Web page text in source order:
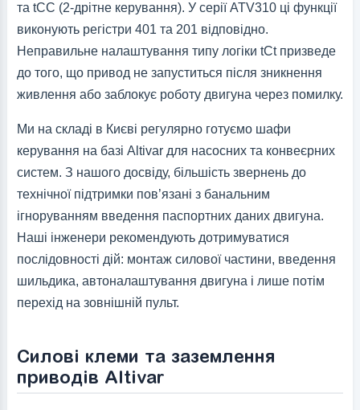
та tCC (2-дрітне керування). У серії ATV310 ці функції
виконують регістри 401 та 201 відповідно.
Неправильне налаштування типу логіки tCt призведе
до того, що привод не запуститься після зникнення
живлення або заблокує роботу двигуна через помилку.
Ми на складі в Києві регулярно готуємо шафи
керування на базі Altivar для насосних та конвеєрних
систем. З нашого досвіду, більшість звернень до
технічної підтримки пов’язані з банальним
ігноруванням введення паспортних даних двигуна.
Наші інженери рекомендують дотримуватися
послідовності дій: монтаж силової частини, введення
шильдика, автоналаштування двигуна і лише потім
перехід на зовнішній пульт.
Силові клеми та заземлення
приводів Altivar